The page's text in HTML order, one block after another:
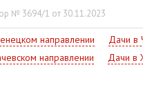
№ 3694/1 от 30.11.2023
направлении Дачи в
направлении Дачи в